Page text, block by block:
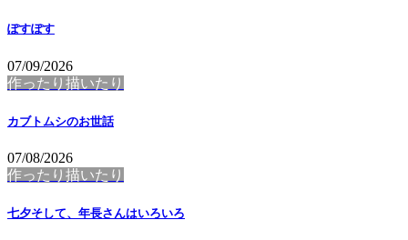
ぽすぽす
07/09/2026
作ったり描いたり
カブトムシのお世話
07/08/2026
作ったり描いたり
七夕そして、年長さんはいろいろ